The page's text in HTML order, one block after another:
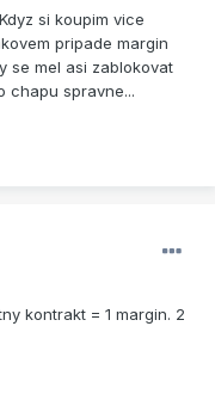
si koupim vice
pripade margin
se mel asi zablokovat
chapu spravne...
kontrakt = 1 margin. 2